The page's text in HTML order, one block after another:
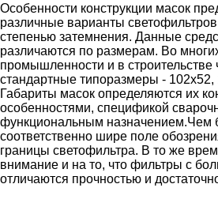
Особенности конструкции масок
различные варианты
степенью затемнения. Данные
различаются по размерам. Во
промышленности и в строительстве
стандартные типоразмеры -
Габариты масок определяются их
особенностями, спецификой
функциональным назначением.Чем
соответственно шире поле
границы светофильтра. В то же
внимание и на то, что фильтры с
отличаются прочностью и